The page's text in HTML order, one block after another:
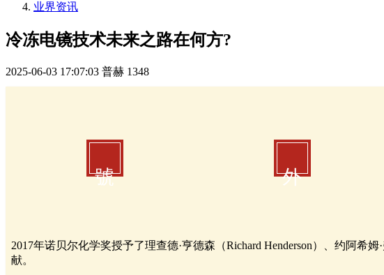
业界资讯
冷冻电镜技术未来之路在何方?
2025-06-03 17:07:03 普赫 1348
號 外
2017年诺贝尔化学奖授予了理查德·亨德森（Richard Henderson）、约阿希
献。